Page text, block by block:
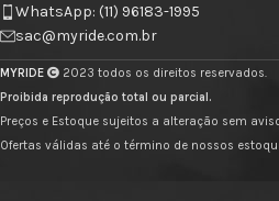
WhatsApp: (11) 96183-1995
sac@myride.com.br
MYRIDE
2023 todos os direitos reservados.
Proibida reprodução total ou parcial.
Preços e Estoque sujeitos a alteração sem
Ofertas válidas até o término de nossos